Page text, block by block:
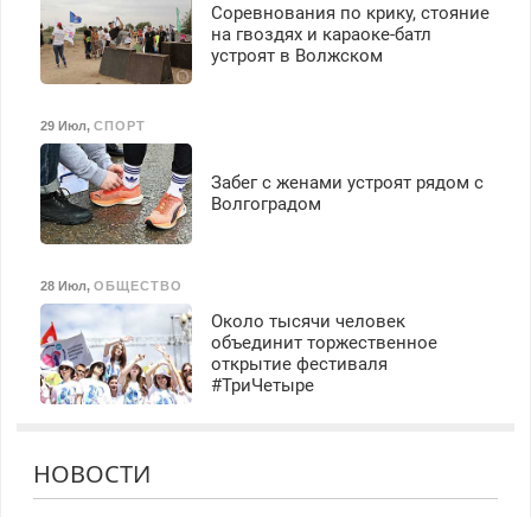
Соревнования по крику, стояние
на гвоздях и караоке-батл
устроят в Волжском
29 Июл, СПОРТ
Забег с женами устроят рядом с
Волгоградом
28 Июл, ОБЩЕСТВО
Около тысячи человек
объединит торжественное
открытие фестиваля
#ТриЧетыре
НОВОСТИ